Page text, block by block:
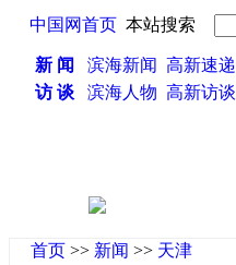
中国网首页 本站搜索
新 闻 滨海新闻 高新速递
访 谈
滨海人物 高新访谈
首页 >> 新闻 >> 天津